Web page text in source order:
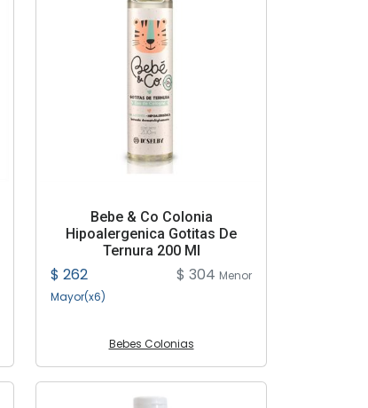
Bebe & Co Colonia
Hipoalergenica Gotitas De
Ternura 200 Ml
$ 262
Mayor(x6)
$ 304 Menor
Bebes Colonias